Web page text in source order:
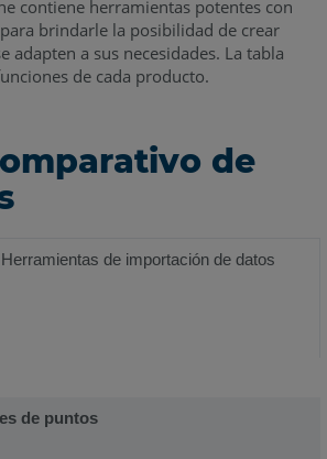
contiene herramientas potentes con
brindarle la posibilidad de crear
adapten a sus necesidades. La tabla
de cada producto.
de
de importación de datos
de puntos